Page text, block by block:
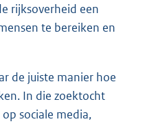
rijksoverheid een
te bereiken en
de juiste manier hoe
In die zoektocht
sociale media,